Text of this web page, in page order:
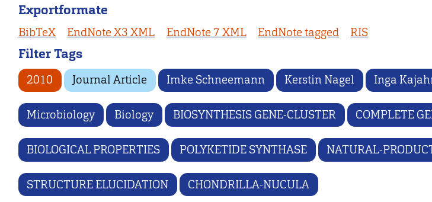
Exportformate
BibTeX EndNote X3 XML EndNote 7 XML EndNote tagged RIS
Filter Tags
2010 Journal Article Imke Schneemann Kerstin Nagel Inga
Microbiology Biology BIOSYNTHESIS GENE-CLUSTER COMPLETE
BIOLOGICAL PROPERTIES POLYKETIDE SYNTHASE NATURAL-
STRUCTURE ELUCIDATION CHONDRILLA-NUCULA